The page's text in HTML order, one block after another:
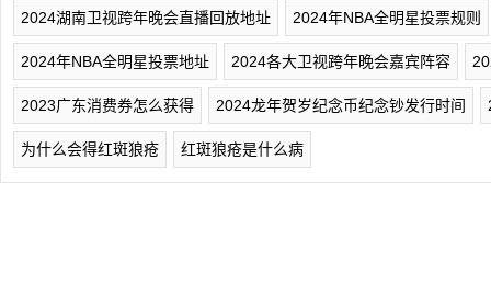
2024湖南卫视跨年晚会直播回放地址 2024年NBA全明星投票规则
2024年NBA全明星投票地址 2024各大卫视跨年晚会嘉宾阵容
2023广东消费券怎么获得 2024龙年贺岁纪念币纪念钞发行时间
为什么会得红斑狼疮 红斑狼疮是什么病